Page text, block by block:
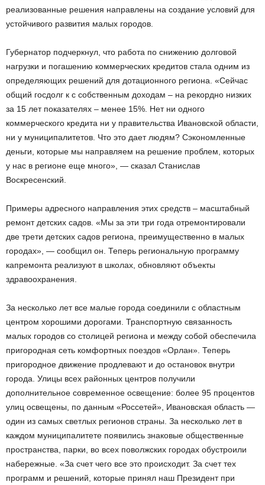
реализованные решения направлены на создание условий для
устойчивого развития малых городов.
Губернатор подчеркнул, что работа по снижению долговой
нагрузки и погашению коммерческих кредитов стала одним из
определяющих решений для дотационного региона. «Сейчас
общий госдолг к с собственным доходам – на рекордно низких
за 15 лет показателях – менее 15%. Нет ни одного
коммерческого кредита ни у правительства Ивановской области,
ни у муниципалитетов. Что это дает людям? Сэкономленные
деньги, которые мы направляем на решение проблем, которых
у нас в регионе еще много», — сказал Станислав
Воскресенский.
Примеры адресного направления этих средств – масштабный
ремонт детских садов. «Мы за эти три года отремонтировали
две трети детских садов региона, преимущественно в малых
городах», — сообщил он. Теперь региональную программу
капремонта реализуют в школах, обновляют объекты
здравоохранения.
За несколько лет все малые города соединили с областным
центром хорошими дорогами. Транспортную связанность
малых городов со столицей региона и между собой обеспечила
пригородная сеть комфортных поездов «Орлан». Теперь
пригородное движение продлевают и до остановок внутри
города. Улицы всех районных центров получили
дополнительное современное освещение: более 95 процентов
улиц освещены, по данным «Россетей», Ивановская область —
один из самых светлых регионов страны. За несколько лет в
каждом муниципалитете появились знаковые общественные
пространства, парки, во всех поволжских городах обустроили
набережные. «За счет чего все это происходит. За счет тех
программ и решений, которые принял наш Президент при